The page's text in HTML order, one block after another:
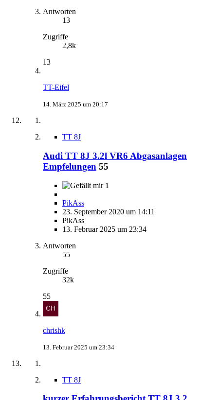
Antworten
13
Zugriffe
2,8k
13
TT-Eifel
14. März 2025 um 20:17
TT 8J
Audi TT 8J 3.2l VR6 Abgasanlagen
Empfelungen 55
1
PikAss
23. September 2020 um 14:11
PikAss
13. Februar 2025 um 23:34
Antworten
55
Zugriffe
32k
55
chrishk
13. Februar 2025 um 23:34
TT 8J